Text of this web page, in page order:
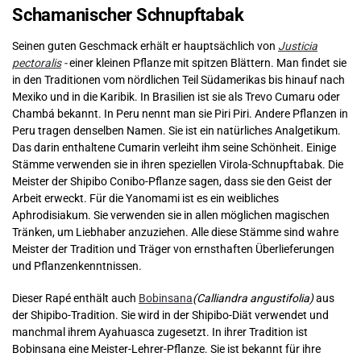
Schamanischer Schnupftabak
Seinen guten Geschmack erhält er hauptsächlich von Justicia
pectoralis-einer kleinen Pflanze mit spitzen Blättern. Man findet sie
in den Traditionen vom nördlichen Teil Südamerikas bis hinauf nach
Mexiko und in die Karibik. In Brasilien ist sie als Trevo Cumaru oder
Chambá bekannt. In Peru nennt man sie Piri Piri. Andere Pflanzen in
Peru tragen denselben Namen. Sie ist ein natürliches Analgetikum.
Das darin enthaltene Cumarin verleiht ihm seine Schönheit. Einige
Stämme verwenden sie in ihren speziellen Virola-Schnupftabak. Die
Meister der Shipibo Conibo-Pflanze sagen, dass sie den Geist der
Arbeit erweckt. Für die Yanomami ist es ein weibliches
Aphrodisiakum. Sie verwenden sie in allen möglichen magischen
Tränken, um Liebhaber anzuziehen. Alle diese Stämme sind wahre
Meister der Tradition und Träger von ernsthaften Überlieferungen
und Pflanzenkenntnissen.
Dieser Rapé enthält auch Bobinsana(Calliandra angustifolia)aus
der Shipibo-Tradition. Sie wird in der Shipibo-Diät verwendet und
manchmal ihrem Ayahuasca zugesetzt. In ihrer Tradition ist
Bobinsana eine Meister-Lehrer-Pflanze. Sie ist bekannt für ihre